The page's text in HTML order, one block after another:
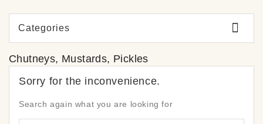
Categories 
Chutneys, Mustards, Pickles
Sorry for the inconvenience.
Search again what you are looking for